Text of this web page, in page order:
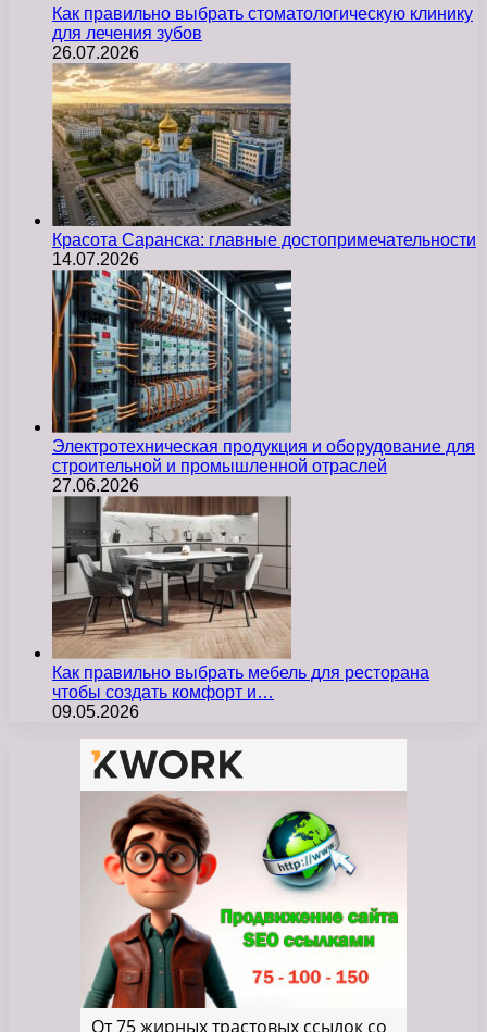
Как правильно выбрать стоматологическую клинику
для лечения зубов
26.07.2026
Красота Саранска: главные достопримечательности
14.07.2026
Электротехническая продукция и оборудование для
строительной и промышленной отраслей
27.06.2026
Как правильно выбрать мебель для ресторана
чтобы создать комфорт и…
09.05.2026